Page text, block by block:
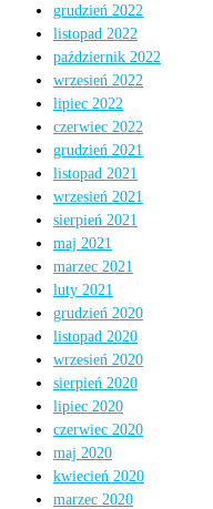
grudzień 2022
listopad 2022
październik 2022
wrzesień 2022
lipiec 2022
czerwiec 2022
grudzień 2021
listopad 2021
wrzesień 2021
sierpień 2021
maj 2021
marzec 2021
luty 2021
grudzień 2020
listopad 2020
wrzesień 2020
sierpień 2020
lipiec 2020
czerwiec 2020
maj 2020
kwiecień 2020
marzec 2020